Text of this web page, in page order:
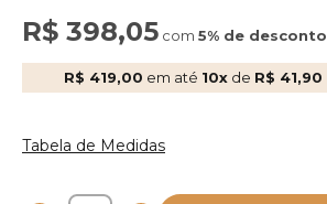
R$ 398,05 com 5% de desconto
R$ 419,00 em até 10xde R$ 41,90
Tabela de Medidas